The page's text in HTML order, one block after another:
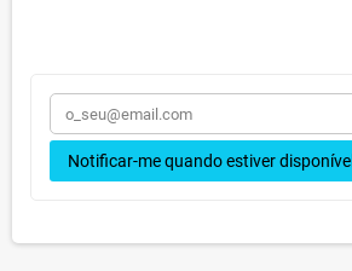
Notificar-me quando estiver disponível